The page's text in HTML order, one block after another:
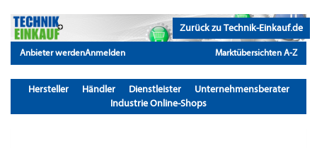
Zurück zu Technik-Einkauf.de
Anbieter werdenAnmelden Marktübersichten A-Z
Hersteller Händler Dienstleister
Unternehmensberater
Industrie Online-Shops